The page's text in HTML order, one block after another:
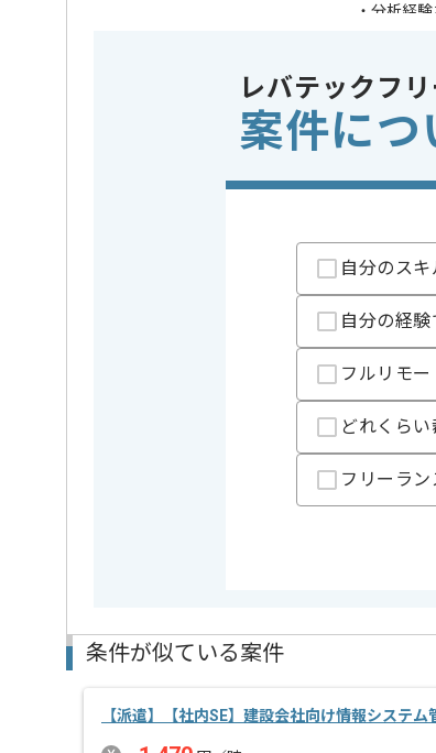
・分析経
・統計解
・マーケテ
※上記に似た経験やスキ
この案件で扱う技術 開発ツール
業務内容
,
VRなどの最先端コンテンツ企画の総合プロデ
バイタルデータを使用したサービスの開発な
最先端領域のサービスにスタートアップから
興味がある方にうってつけの案件でございます
データエンジニアの経験がある方におすすめで
レバテックフ
案件につ
自分のス
自分の経
フルリモ
どれくら
フリーラ
条件が似ている案件
【派遣】【社内SE】建設会社向け情報システ